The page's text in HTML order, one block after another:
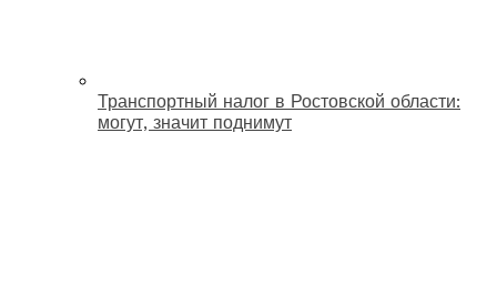
Транспортный налог в Ростовской области:
могут, значит поднимут